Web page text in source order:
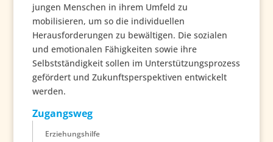
jungen Menschen in ihrem Umfeld zu
mobilisieren, um so die individuellen
Herausforderungen zu bewältigen. Die sozialen
und emotionalen Fähigkeiten sowie ihre
Selbstständigkeit sollen im Unterstützungsprozess
gefördert und Zukunftsperspektiven entwickelt
werden.
Zugangsweg
Erziehungshilfe